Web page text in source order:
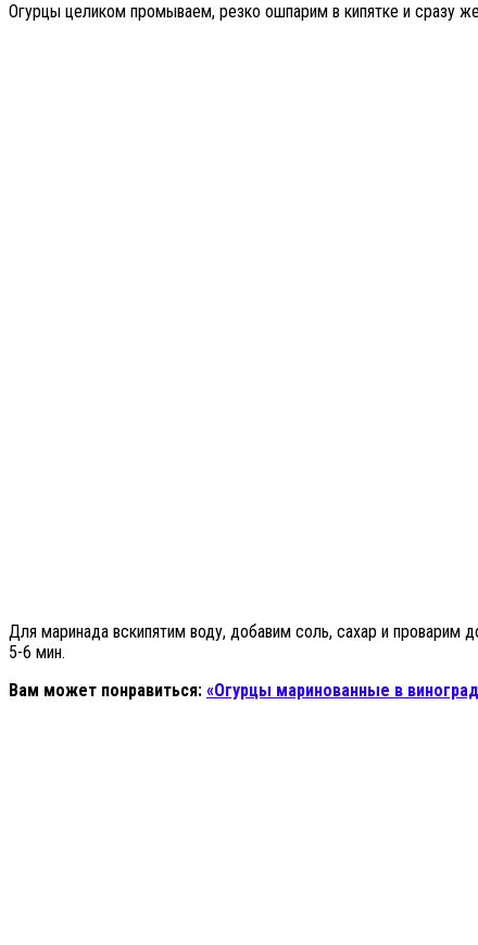
Огурцы целиком промываем, резко ошпарим в кипятке и сразу
Для маринада вскипятим воду, добавим соль, сахар и
5-6 мин.
Вам может понравиться: «Огурцы маринованные в